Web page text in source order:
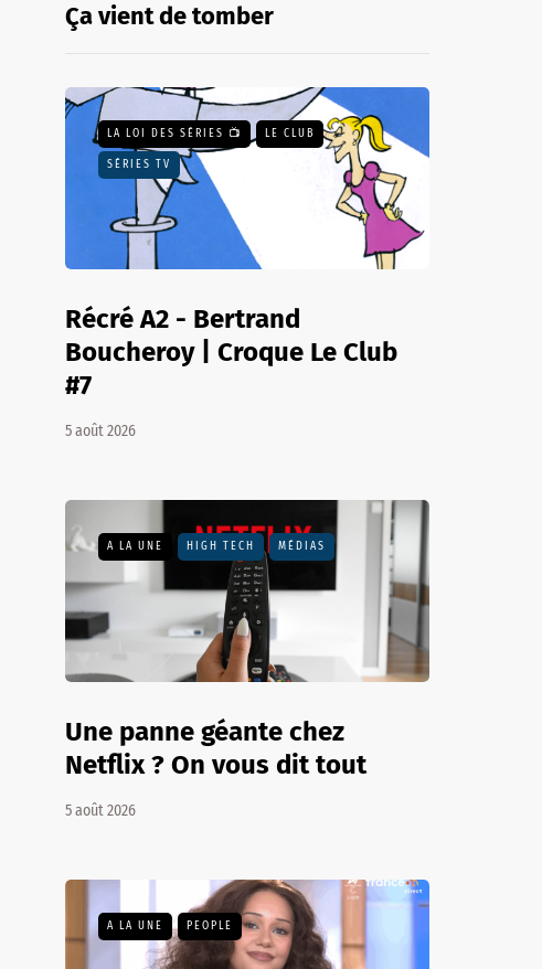
Ça vient de tomber
LA LOI DES SÉRIES 📺 LE CLUB
SÉRIES TV
Récré A2 - Bertrand
Boucheroy | Croque Le Club
#7
5 août 2026
A LA UNE HIGH TECH MÉDIAS
Une panne géante chez
Netflix ? On vous dit tout
5 août 2026
A LA UNE PEOPLE